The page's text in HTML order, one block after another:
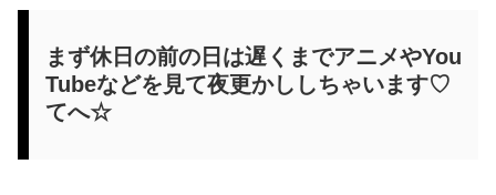
まず休日の前の日は遅くまでアニメやYou
Tubeなどを見て夜更かししちゃいます♡
てへ☆